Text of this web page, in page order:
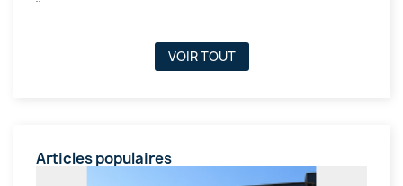
VOIR TOUT
Articles populaires